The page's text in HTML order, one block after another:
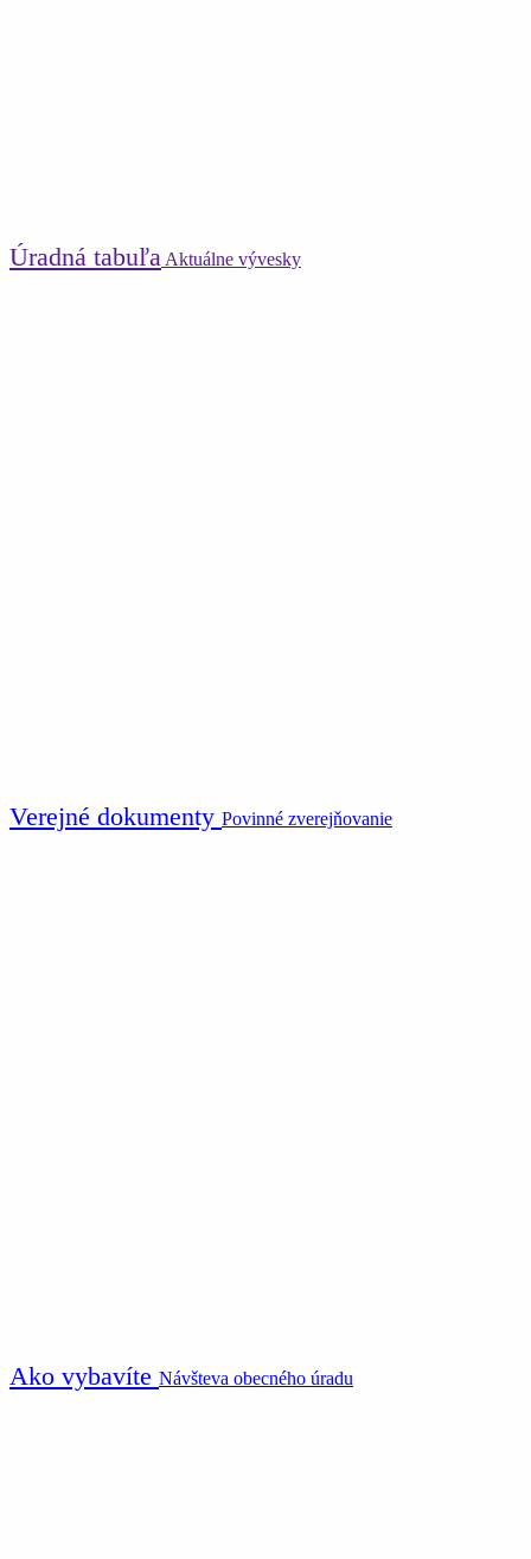
Úradná tabuľa Aktuálne vývesky
Verejné dokumenty Povinné zverejňovanie
Ako vybavíte Návšteva obecného úradu